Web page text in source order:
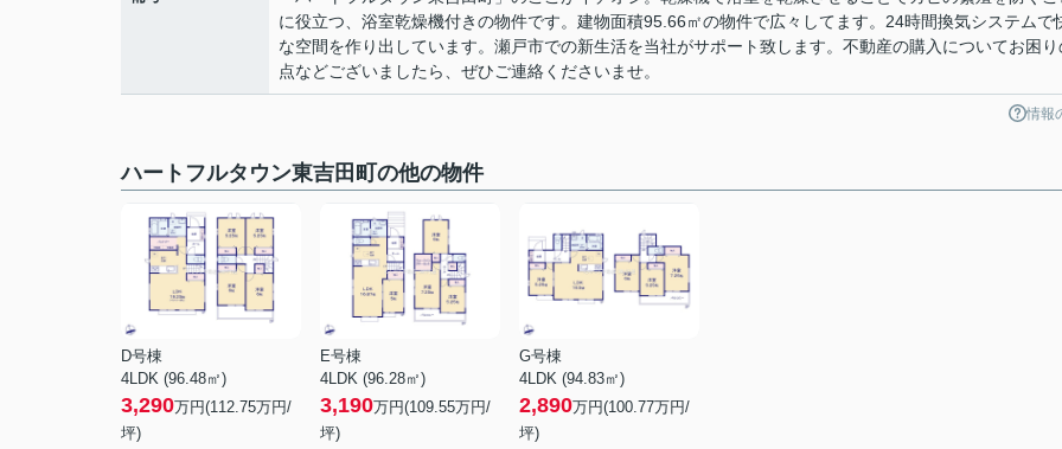
に役立つ、浴室乾燥機付きの物件です。建物面積95.66㎡の物件で広々してます。24時間換気システムで
な空間を作り出しています。瀬戸市での新生活を当社がサポート致します。不動産の購入についてお困り
点などございましたら、ぜひご連絡くださいませ。
情報
ハートフルタウン東吉田町の他の物件
D号棟
4LDK (96.48㎡)
3,290万円(112.75万円/
坪)
E号棟
4LDK (96.28㎡)
3,190万円(109.55万円/
坪)
G号棟
4LDK (94.83㎡)
2,890万円(100.77万円/
坪)